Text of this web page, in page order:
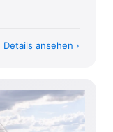
Details ansehen